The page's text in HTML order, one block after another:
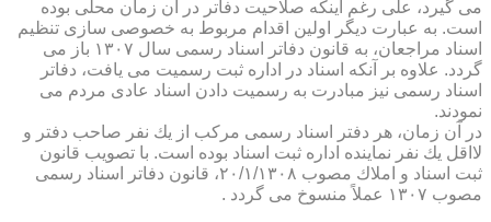
می گیرد، علی رغم اینكه صلاحیت دفاتر در آن زمان محلی بوده
است. به عبارت دیگر اولین اقدام مربوط به خصوصی سازی تنظیم
اسناد مراجعان، به قانون دفاتر اسناد رسمی سال ۱۳۰۷ باز می
گردد. علاوه بر آنكه اسناد در اداره ثبت رسمیت می یافت، دفاتر
اسناد رسمی نیز مبادرت به رسمیت دادن اسناد عادی مردم می
نمودند.
در آن زمان، هر دفتر اسناد رسمی مركب از یك نفر صاحب دفتر و
لااقل یك نفر نماینده اداره ثبت اسناد بوده است. با تصویب قانون
ثبت اسناد و املاك مصوب ۲۰/۱/۱۳۰۸، قانون دفاتر اسناد رسمی
مصوب ۱۳۰۷ عملاً منسوخ می گردد .